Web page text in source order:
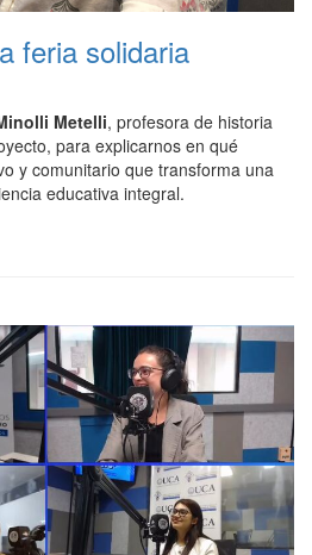
feria solidaria
Metelli, profesora de historia
para explicarnos en qué
y comunitario que transforma una
educativa integral.